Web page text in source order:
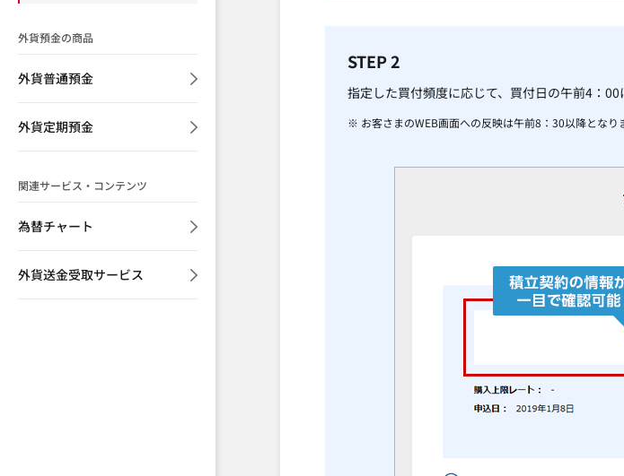
STEP 2
指定した買付頻度に応じて、買付日の午前4：
※ お客さまのWEB画面への反映は午前8：30以降となり
外貨預金の商品
外貨普通預金
外貨定期預金
関連サービス・コンテンツ
為替チャート
外貨送金受取サービス